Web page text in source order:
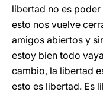
libertad no es
esto nos vuelve
amigos abiertos y
estoy bien todo
cambio, la libertad
esto es libertad. Es